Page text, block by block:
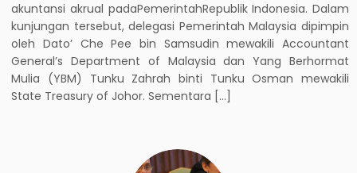
akuntansi akrual padaPemerintahRepublik Indonesia. Dalam
kunjungan tersebut, delegasi Pemerintah Malaysia dipimpin
oleh Dato’ Che Pee bin Samsudin mewakili Accountant
General’s Department of Malaysia dan Yang Berhormat
Mulia (YBM) Tunku Zahrah binti Tunku Osman mewakili
State Treasury of Johor. Sementara […]